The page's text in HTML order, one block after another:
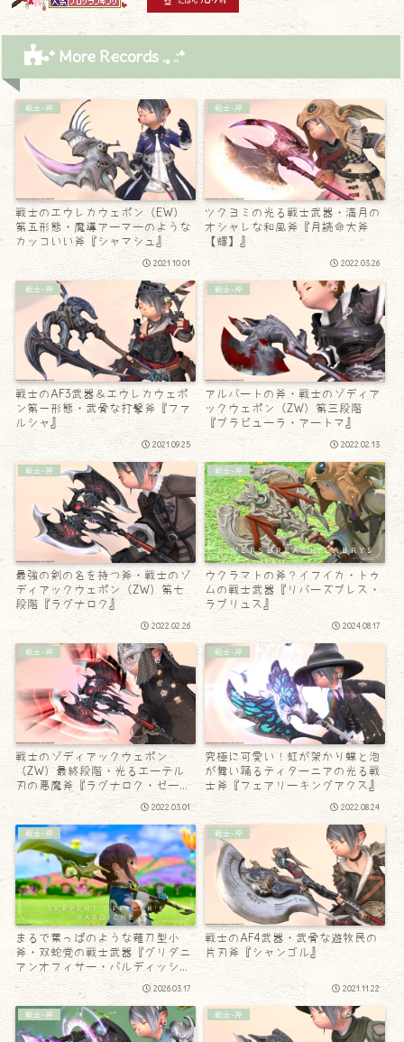
* More Records .｡.:*
戦士-斧
戦士のエウレカウェポン（EW）
第五形態・魔導アーマーのような
カッコいい斧『シャマシュ』
2021.10.01
戦士-斧
ツクヨミの光る戦士武器・満月の
オシャレな和風斧『月読命大斧
【輝】』
2022.03.26
戦士-斧
戦士のAF3武器＆エウレカウェポ
ン第一形態・武骨な打撃斧『ファ
ルシャ』
2021.09.25
戦士-斧
アルバートの斧・戦士のゾディア
ックウェポン（ZW）第三段階
『ブラビューラ・アートマ』
2022.02.13
戦士-斧
最強の剣の名を持つ斧・戦士のゾ
ディアックウェポン（ZW）第七
段階『ラグナロク』
2022.02.26
戦士-斧
ウクラマトの斧？イフイカ・トゥ
ムの戦士武器『リバーズブレス・
ラブリュス』
2024.08.17
戦士-斧
戦士のゾディアックウェポン
（ZW）最終段階・光るエーテル
刃の悪魔斧『ラグナロク・ゼー
2022.03.01
戦士-斧
究極に可愛い！虹が架かり蝶と泡
が舞い踊るティターニアの光る戦
士斧『フェアリーキングアクス』
2022.08.24
戦士-斧
まるで葉っぱのような薙刀型小
斧・双蛇党の戦士武器『グリダニ
アンオフィサー・バルディッシ
ュ』
2026.03.17
戦士-斧
戦士のAF4武器・武骨な遊牧民の
片刃斧『シャンゴル』
2021.11.22
戦士-斧 戦士-斧